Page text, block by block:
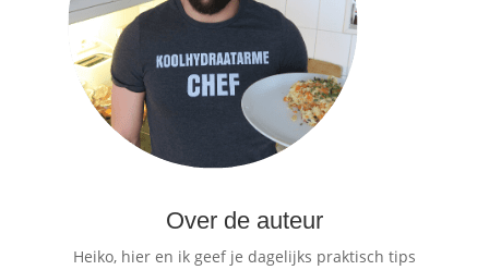
Over de auteur
Heiko, hier en ik geef je dagelijks praktisch tips